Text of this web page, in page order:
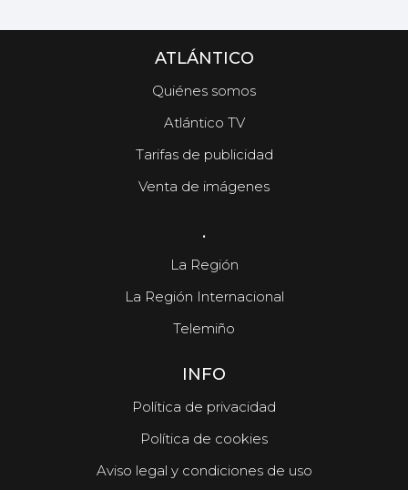
ATLÁNTICO
Quiénes somos
Atlántico TV
Tarifas de publicidad
Venta de imágenes
.
La Región
La Región Internacional
Telemiño
INFO
Política de privacidad
Política de cookies
Aviso legal y condiciones de uso